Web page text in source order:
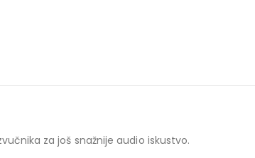
za još snažnije audio iskustvo.